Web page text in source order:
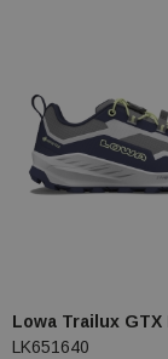
Lowa Trailux GTX
LK651640